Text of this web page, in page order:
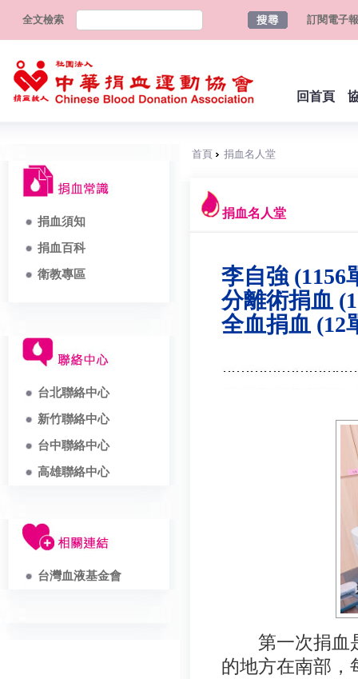
全文檢索 訂閱電子報
回首頁
捐血須知
捐血百科
衛教專區
台北聯絡中心
新竹聯絡中心
台中聯絡中心
高雄聯絡中心
台灣血液基金會
首頁 捐血名人堂
捐血名人堂
李自強 (1156
分離術捐血
全血捐血 (12
第一次捐血是
的地方在南部，